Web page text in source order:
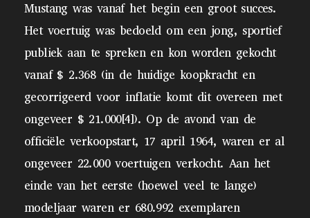
Mustang was vanaf het begin een groot succes.
Het voertuig was bedoeld om een ​​jong, sportief
publiek aan te spreken en kon worden gekocht
vanaf $ 2.368 (in de huidige koopkracht en
gecorrigeerd voor inflatie komt dit overeen met
ongeveer $ 21.000[4]). Op de avond van de
officiële verkoopstart, 17 april 1964, waren er al
ongeveer 22.000 voertuigen verkocht. Aan het
einde van het eerste (hoewel veel te lange)
modeljaar waren er 680.992 exemplaren